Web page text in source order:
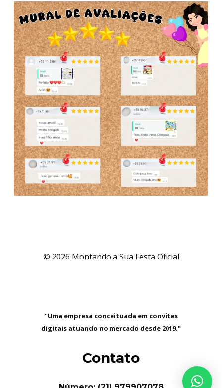
© 2026 Montando a Sua Festa Oficial
"Uma empresa conceituada em convites
digitais atuando no mercado desde 2019."
Contato